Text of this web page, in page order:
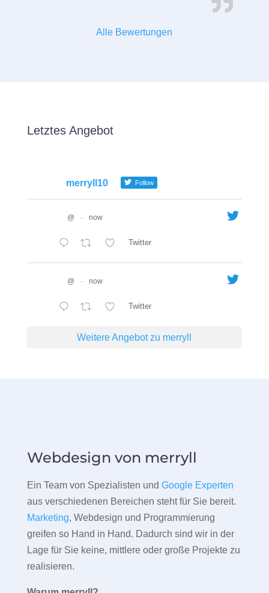
Alle Bewertungen
Letztes Angebot
merryll10 Follow
@ · now
Twitter
@ · now
Twitter
Weitere Angebot zu merryll
Webdesign von merryll
Ein Team von Spezialisten und Google Experten
aus verschiedenen Bereichen steht für Sie bereit.
Marketing, Webdesign und Programmierung
greifen so Hand in Hand. Dadurch sind wir in der
Lage für Sie keine, mittlere oder große Projekte zu
realisieren.